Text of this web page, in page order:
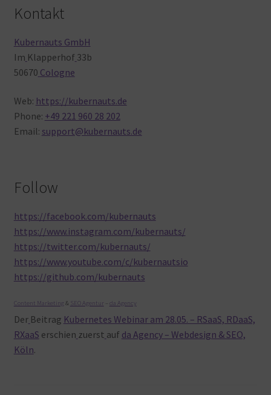
Kontakt
Kubernauts GmbH
Im Klapperhof 33b
50670 Cologne
Web: https://kubernauts.de
Phone: +49 221 960 28 202
Email: support@kubernauts.de
Follow
https://facebook.com/kubernauts
https://www.instagram.com/kubernauts/
https://twitter.com/kubernauts/
https://www.youtube.com/c/kubernautsio
https://github.com/kubernauts
Content Marketing & SEO Agentur da Agency
Der Beitrag Kubernetes Webinar am 28.05. – RSaaS, RDaaS,
RXaaS erschien zuerst auf da Agency – Webdesign & SEO,
Köln.